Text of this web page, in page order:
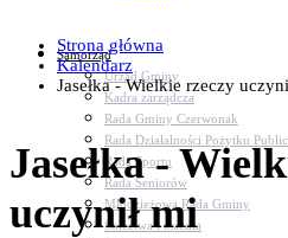
Samorząd
Urząd Gminy
Kadra zarządcza
Rada Gminy Czerwonak
Rada Działalności Pożytku
Rada Sportu
Rada Seniorów
Młodzieżowa Rada Gminy
Sołectwa i osiedla
Strona główna
Kalendarz
Jasełka - Wielkie rzeczy
Jasełka -
uczynił mi